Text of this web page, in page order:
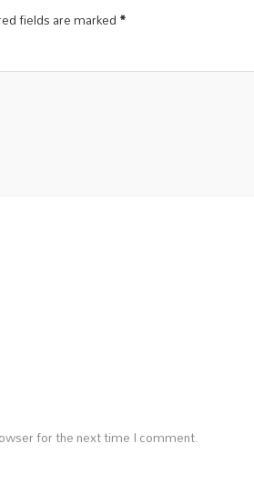
fields are marked*
for the next time I comment.